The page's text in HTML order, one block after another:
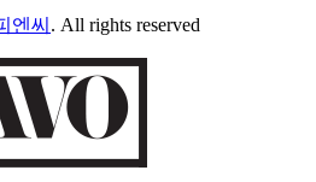
엔씨 . All rights reserved